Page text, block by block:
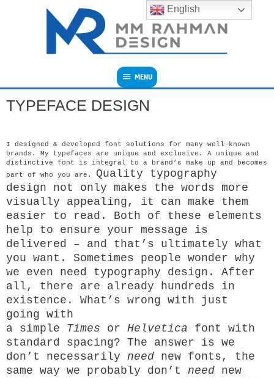
MENU
TYPEFACE DESIGN
I designed & developed font solutions for many well-known
brands. My typefaces are unique and exclusive. A unique and
distinctive font is integral to a brand’s make up and becomes
part of who you are. Quality typography
design not only makes the words more
visually appealing, it can make them
easier to read. Both of these elements
help to ensure your message is
delivered – and that’s ultimately what
you want. Sometimes people wonder why
we even need typography design. After
all, there are already hundreds in
existence. What’s wrong with just
going with
a simple Times or Helvetica font with
standard spacing? The answer is we
don’t necessarily need new fonts, the
same way we probably don’t need new
English